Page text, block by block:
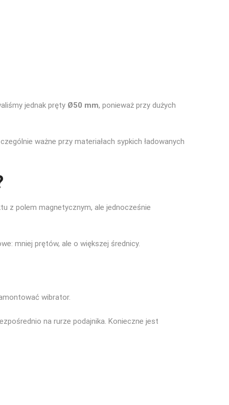
jednak pręty Ø50 mm, ponieważ przy dużych
ważne przy materiałach sypkich ładowanych
z polem magnetycznym, ale jednocześnie
mniej prętów, ale o większej średnicy.
wibrator.
na rurze podajnika. Konieczne jest